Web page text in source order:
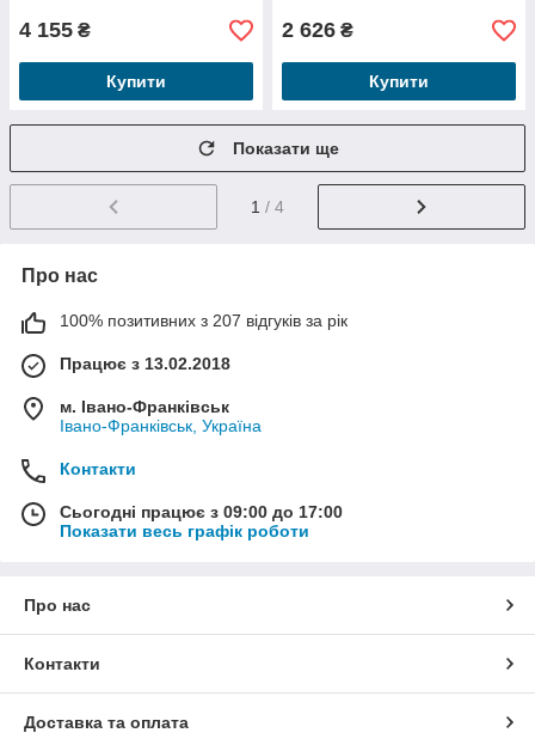
4 155 ₴
Купити
2 626 ₴
Купити
Показати ще
1 / 4
Про нас
100% позитивних з 207 відгуків за рік
Працює з 13.02.2018
м. Івано-Франківськ
Івано-Франківськ, Україна
Контакти
Сьогодні працює з 09:00 до 17:00
Показати весь графік роботи
Про нас
Контакти
Доставка та оплата